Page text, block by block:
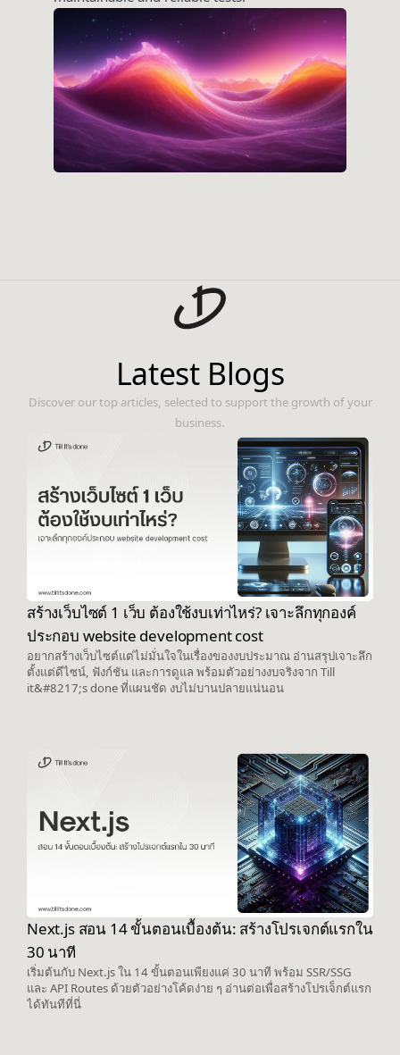
Latest Blogs
Discover our top articles, selected to support the growth of your
business.
สร้างเว็บไซต์ 1 เว็บ ต้องใช้งบเท่าไหร่? เจาะลึกทุกองค์
ประกอบ website development cost
อยากสร้างเว็บไซต์แต่ไม่มั่นใจในเรื่องของงบประมาณ อ่านสรุปเจาะลึก
ตั้งแต่ดีไซน์, ฟังก์ชัน และการดูแล พร้อมตัวอย่างงบจริงจาก Till
it&#8217;s done ที่แผนชัด งบไม่บานปลายแน่นอน
Next.js สอน 14 ขั้นตอนเบื้องต้น: สร้างโปรเจกต์แรกใน
30 นาที
เริ่มต้นกับ Next.js ใน 14 ขั้นตอนเพียงแค่ 30 นาที พร้อม SSR/SSG
และ API Routes ด้วยตัวอย่างโค้ดง่าย ๆ อ่านต่อเพื่อสร้างโปรเจ็กต์แรก
ได้ทันทีที่นี่